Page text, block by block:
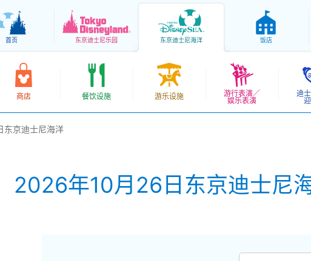
首页 东京迪士尼乐园 东京迪士尼海洋 饭店
商店 餐饮设施 游乐设施
游行表演／
娱乐表演
迪
东京迪士尼海洋
2026年10月26日东京迪士尼